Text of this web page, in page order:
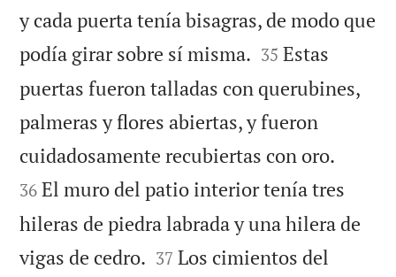
y cada puerta tenía bisagras, de modo que
podía girar sobre sí misma. 

35 Estas
puertas fueron talladas con querubines,
palmeras y flores abiertas, y fueron
cuidadosamente recubiertas con oro.
36 El muro del patio interior tenía tres
hileras de piedra labrada y una hilera de
vigas de cedro. 

37 Los cimientos del